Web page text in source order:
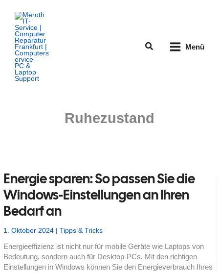
Inhalt
springen
Suchen Menü
Ruhezustand
Energie sparen: So passen Sie die
Windows-Einstellungen an Ihren
Bedarf an
1. Oktober 2024 |Tipps & Tricks
Energieeffizienz ist nicht nur für mobile Geräte wie Laptops von
Bedeutung, sondern auch für Desktop-PCs. Mit den richtigen
Einstellungen in Windows können Sie den Energieverbrauch Ihres